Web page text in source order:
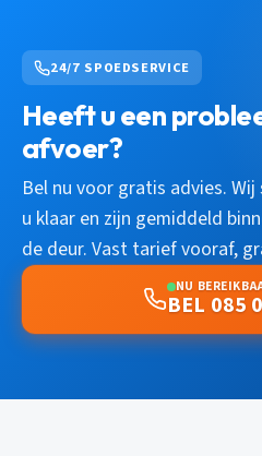
24/7 SPOEDSERVICE
Heeft u een
afvoer?
Bel nu voor gratis advies.
u klaar en zijn gemiddeld
de deur. Vast tarief vooraf,
NU
BEL 085